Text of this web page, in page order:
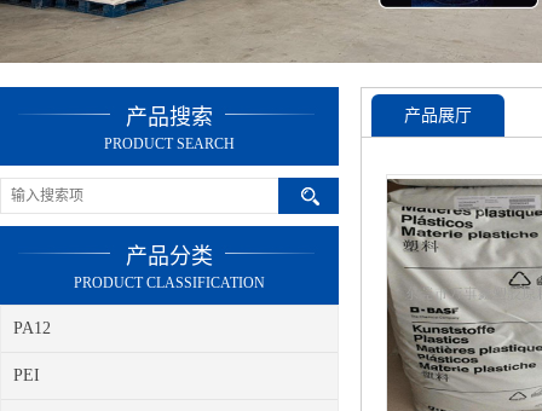
产品搜索
PRODUCT SEARCH
产品分类
PRODUCT CLASSIFICATION
PA12
PEI
产品展厅